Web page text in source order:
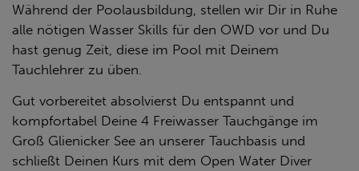
Während der Poolausbildung, stellen wir Dir in Ruhe
alle nötigen Wasser Skills für den OWD vor und Du
hast genug Zeit, diese im Pool mit Deinem
Tauchlehrer zu üben.
Gut vorbereitet absolvierst Du entspannt und
kompfortabel Deine 4 Freiwasser Tauchgänge im
Groß Glienicker See an unserer Tauchbasis und
schließt Deinen Kurs mit dem Open Water Diver